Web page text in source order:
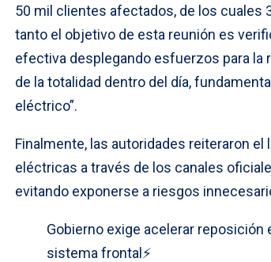
50 mil clientes afectados, de los cuales
tanto el objetivo de esta reunión es
efectiva desplegando esfuerzos para la
de la totalidad dentro del día,
eléctrico”.
Finalmente, las autoridades reiteraron
eléctricas a través de los canales
evitando exponerse a riesgos
Gobierno exige acelerar
sistema frontal⚡️